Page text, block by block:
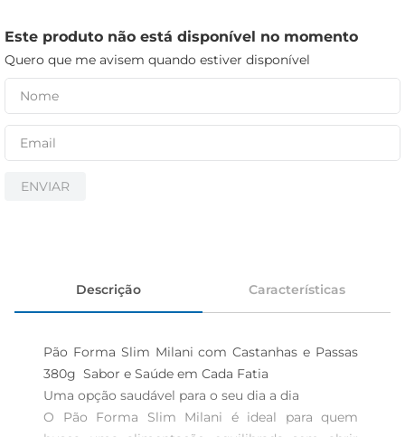
Este produto não está disponível no momento
Quero que me avisem quando estiver disponível
ENVIAR
Descrição Características
Pão Forma Slim Milani com Castanhas e Passas
380g  Sabor e Saúde em Cada Fatia
Uma opção saudável para o seu dia a dia
O Pão Forma Slim Milani é ideal para quem
iogurte
papel higiênico
cerveja